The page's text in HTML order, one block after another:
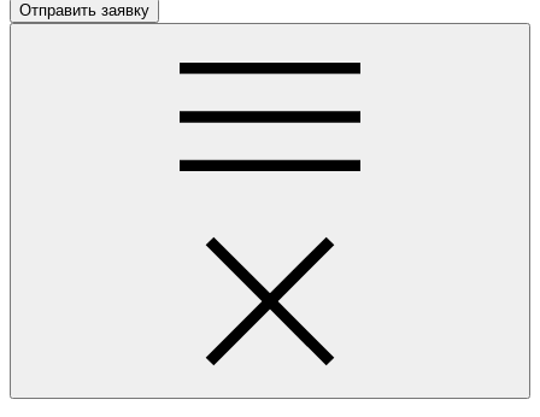
Отправить заявку